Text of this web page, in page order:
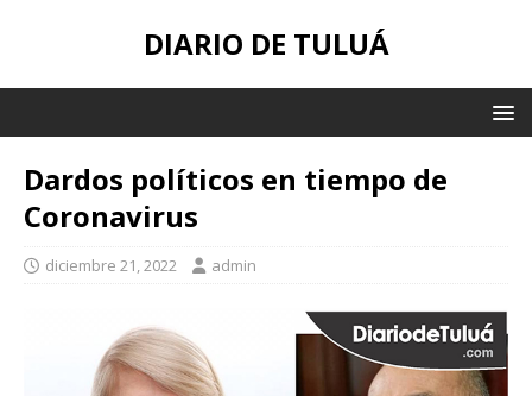
DIARIO DE TULUÁ
Dardos políticos en tiempo de
Coronavirus
diciembre 21, 2022 admin